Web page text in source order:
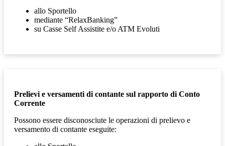
allo Sportello
mediante “RelaxBanking”
su Casse Self Assistite e/o ATM Evoluti
Prelievi e versamenti di contante sul rapporto di Conto
Corrente
Possono essere disconosciute le operazioni di prelievo e
versamento di contante eseguite: